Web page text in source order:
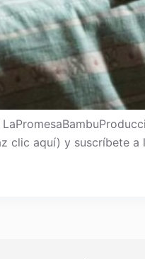
clic aquí) y suscríbete